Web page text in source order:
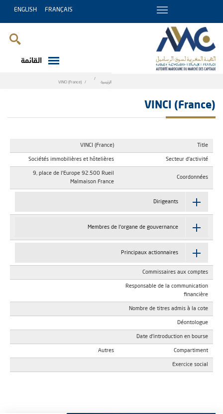
FRANÇAIS
ENGLISH
القائمة
الرئيسية VINCI (France)
VINCI (France)
Title
VINCI (France)
Secteur d'activité
Sociétés immobilières et hôtelières
Coordonnées
9, place de l'Europe 92.500 Rueil
Malmaison France
Dirigeants
Membres de l'organe de gouvernance
Principaux actionnaires
Commissaires aux comptes
Responsable de la communication
financière
Nombre de titres admis à la cote
Déontologue
Date d'introduction en bourse
Compartiment
Autres
Exercice social